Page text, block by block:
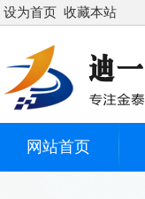
设为首页 收藏本站
网站首页